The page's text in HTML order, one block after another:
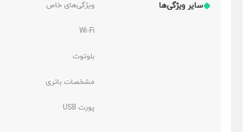
سایر ویژگی‌ها ویژگی‌های خاص
Wi-Fi
بلوتوث
مشخصات باتری
پورت USB